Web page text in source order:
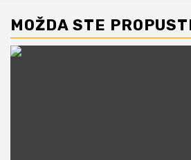
MOŽDA STE